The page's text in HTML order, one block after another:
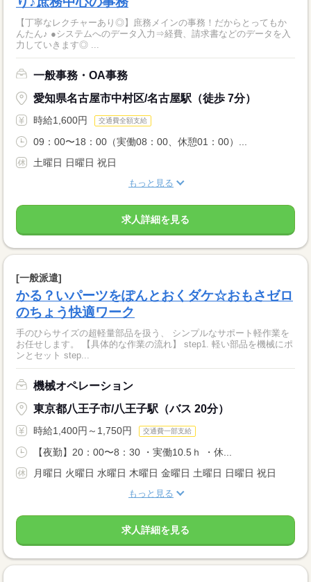
【丁寧なレクチャーあり◎】庶務メインの事務！だからとってもか
んたん♪ ●システムへのデータ入力⇒経費、請求書などのデータを入
力していきます◎ ...
一般事務・OA事務
愛知県名古屋市中村区/名古屋駅（徒歩 7分）
時給1,600円 交通費全額支給
09：00〜18：00（実働08：00、休憩01：00）...
土曜日 日曜日 祝日
もっと見る
求人詳細を見る
[一般派遣]
かる？いパーツをぽんとおくダケ☆おもさゼロ
のちょう快適ワーク
手のひらサイズの超軽量部品を扱う、 シンプルなサポート軽作業を
お任せします。 【具体的な作業の流れ】 step1. 軽い部品を機械にポ
ンとセット step...
機械オペレーション
東京都八王子市/八王子駅（バス 20分）
時給1,400円～1,750円 交通費一部支給
【夜勤】20：00〜8：30 ・実働10.5ｈ ・休...
月曜日 火曜日 水曜日 木曜日 金曜日 土曜日 日曜日 祝日
もっと見る
求人詳細を見る